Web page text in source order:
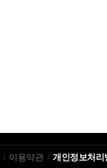
이용약관 개인정보처리